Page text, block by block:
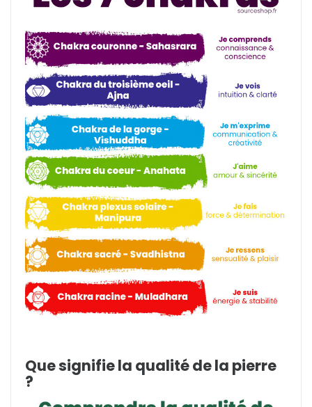
Que signifie la qualité de la pierre
?